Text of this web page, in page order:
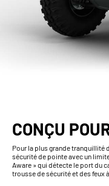
CONÇU
Pour la plus grande tranquillité
sécurité de pointe avec un
Aware » qui détecte le port du
trousse de sécurité et des feux à